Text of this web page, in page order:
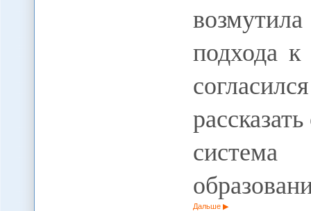
подхода
Дальше